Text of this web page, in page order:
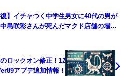
復】イチャつく中学生男女に40代の男が
島咲彩さんが死んだマクド店舗の場所
ロックオン修正！12
アプデ追加情報！